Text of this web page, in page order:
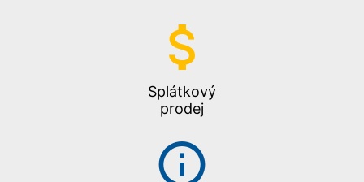
Splátkový
prodej